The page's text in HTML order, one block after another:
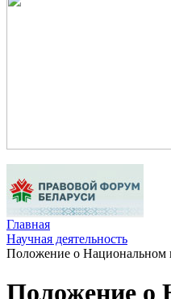
Главная
Научная деятельность
Положение о Национальном
Положение о